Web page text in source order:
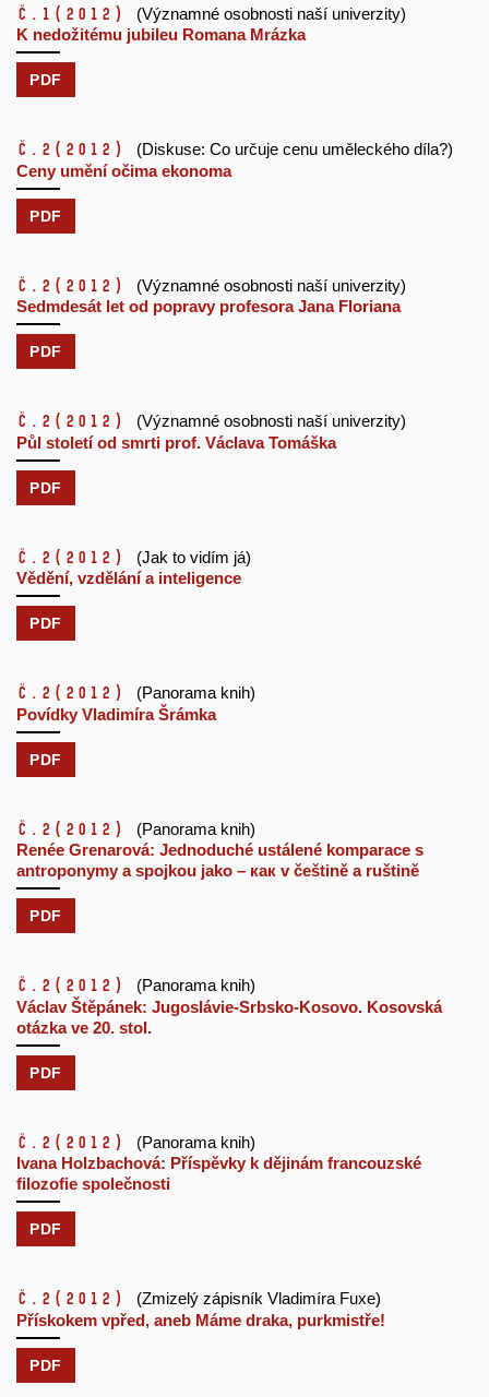
č.1 (2012)
(Významné osobnosti naší univerzity)
K nedožitému jubileu Romana Mrázka
PDF
č.2 (2012)
(Diskuse: Co určuje cenu uměleckého díla?)
Ceny umění očima ekonoma
PDF
č.2 (2012)
(Významné osobnosti naší univerzity)
Sedmdesát let od popravy profesora Jana Floriana
PDF
č.2 (2012)
(Významné osobnosti naší univerzity)
Půl století od smrti prof. Václava Tomáška
PDF
č.2 (2012)
(Jak to vidím já)
Vědění, vzdělání a inteligence
PDF
č.2 (2012)
(Panorama knih)
Povídky Vladimíra Šrámka
PDF
č.2 (2012)
(Panorama knih)
Renée Grenarová: Jednoduché ustálené komparace s
antroponymy a spojkou jako – как v češtině a ruštině
PDF
č.2 (2012)
(Panorama knih)
Václav Štěpánek: Jugoslávie-Srbsko-Kosovo. Kosovská
otázka ve 20. stol.
PDF
č.2 (2012)
(Panorama knih)
Ivana Holzbachová: Příspěvky k dějinám francouzské
filozofie společnosti
PDF
č.2 (2012)
(Zmizelý zápisník Vladimíra Fuxe)
Přískokem vpřed, aneb Máme draka, purkmistře!
PDF